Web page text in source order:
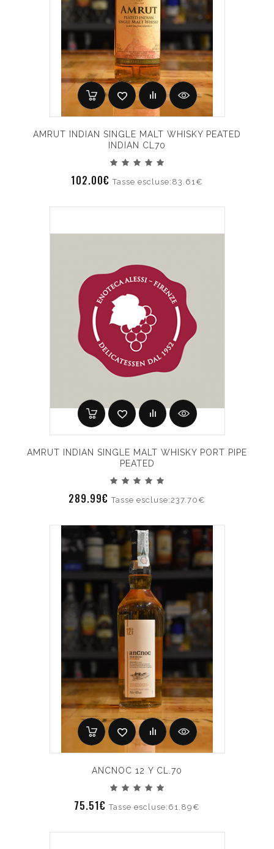
AMRUT INDIAN SINGLE MALT WHISKY PEATED
INDIAN CL70
102.00€Tasse escluse:83.61€
AMRUT INDIAN SINGLE MALT WHISKY PORT PIPE
PEATED
289.99€Tasse escluse:237.70€
ANCNOC 12 Y CL.70
75.51€Tasse escluse:61.89€